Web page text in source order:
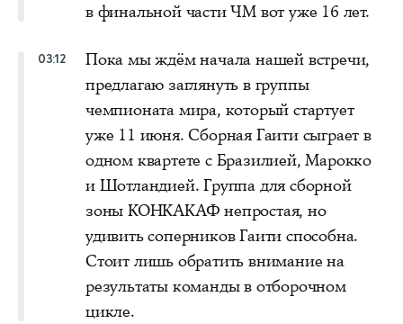
в финальной части ЧМ вот уже 16 лет.
03:12
Пока мы ждём начала нашей встречи,
предлагаю заглянуть в группы
чемпионата мира, который стартует
уже 11 июня. Сборная Гаити сыграет в
одном квартете с Бразилией, Марокко
и Шотландией. Группа для сборной
зоны КОНКАКАФ непростая, но
удивить соперников Гаити способна.
Стоит лишь обратить внимание на
результаты команды в отборочном
цикле.